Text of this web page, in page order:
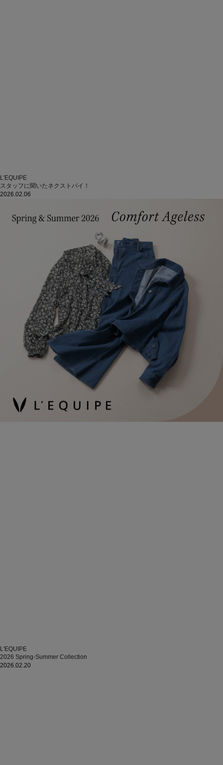
L'EQUIPE
スタッフに聞いたネクストバイ！
2026.02.06
L'EQUIPE
2026 Spring-Summer Collection
2026.02.20